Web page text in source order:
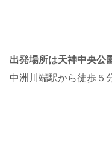
出発場所は天神中央公
中洲川端駅から徒歩５